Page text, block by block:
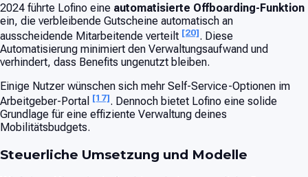
2024 führte Lofino eine automatisierte Offboarding-Funktion
ein, die verbleibende Gutscheine automatisch an
ausscheidende Mitarbeitende verteilt [20]. Diese
Automatisierung minimiert den Verwaltungsaufwand und
verhindert, dass Benefits ungenutzt bleiben.
Einige Nutzer wünschen sich mehr Self-Service-Optionen im
Arbeitgeber-Portal [17]. Dennoch bietet Lofino eine solide
Grundlage für eine effiziente Verwaltung deines
Mobilitätsbudgets.
Steuerliche Umsetzung und Modelle